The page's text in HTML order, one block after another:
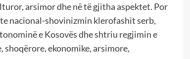
arsimor dhe në të gjitha aspektet. Por
nacional-shovinizmin klerofashit serb,
e Kosovës dhe shtriu regjimin e
shoqërore, ekonomike, arsimore,